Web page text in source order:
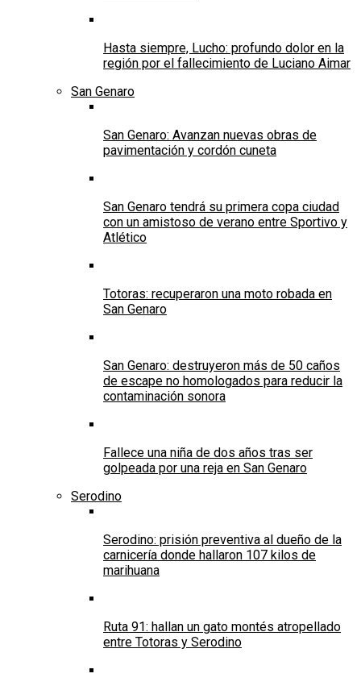
Hasta siempre, Lucho: profundo dolor en la
región por el fallecimiento de Luciano Aimar
San Genaro
San Genaro: Avanzan nuevas obras de
pavimentación y cordón cuneta
San Genaro tendrá su primera copa ciudad
con un amistoso de verano entre Sportivo y
Atlético
Totoras: recuperaron una moto robada en
San Genaro
San Genaro: destruyeron más de 50 caños
de escape no homologados para reducir la
contaminación sonora
Fallece una niña de dos años tras ser
golpeada por una reja en San Genaro
Serodino
Serodino: prisión preventiva al dueño de la
carnicería donde hallaron 107 kilos de
marihuana
Ruta 91: hallan un gato montés atropellado
entre Totoras y Serodino